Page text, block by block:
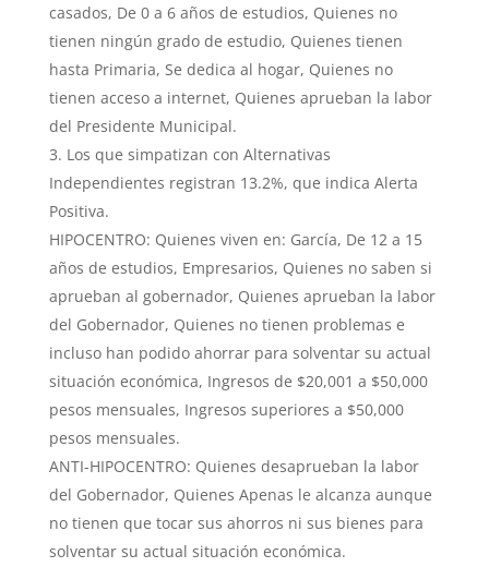
casados, De 0 a 6 años de estudios, Quienes no
tienen ningún grado de estudio, Quienes tienen
hasta Primaria, Se dedica al hogar, Quienes no
tienen acceso a internet, Quienes aprueban la labor
del Presidente Municipal.
Los que simpatizan con Alternativas
Independientes registran 13.2%, que indica Alerta
Positiva.
HIPOCENTRO: Quienes viven en: García, De 12 a 15
años de estudios, Empresarios, Quienes no saben si
aprueban al gobernador, Quienes aprueban la labor
del Gobernador, Quienes no tienen problemas e
incluso han podido ahorrar para solventar su actual
situación económica, Ingresos de $20,001 a $50,000
pesos mensuales, Ingresos superiores a $50,000
pesos mensuales.
ANTI-HIPOCENTRO: Quienes desaprueban la labor
del Gobernador, Quienes Apenas le alcanza aunque
no tienen que tocar sus ahorros ni sus bienes para
solventar su actual situación económica.